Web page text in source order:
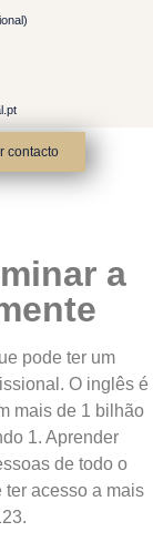
contacto
a
pode ter um
O inglês é
mais de 1 bilhão
1. Aprender
de todo o
ter acesso a mais